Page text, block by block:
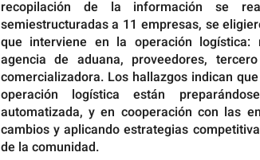
recopilación de la información se
semiestructuradas a 11 empresas, se
que interviene en la operación logística:
agencia de aduana, proveedores,
comercializadora. Los hallazgos indican
operación logística están
automatizada, y en cooperación con las
cambios y aplicando estrategias
de la comunidad.